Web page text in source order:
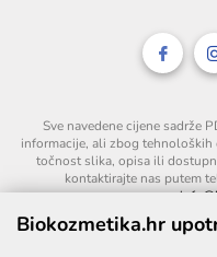
Sve navedene cijene sadrže
informacije, ali zbog
točnost slika, opisa ili
kontaktirajte nas putem
Biokozmetika.hr